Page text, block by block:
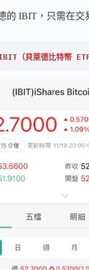
IBIT，只需在交
（貝萊德比特幣